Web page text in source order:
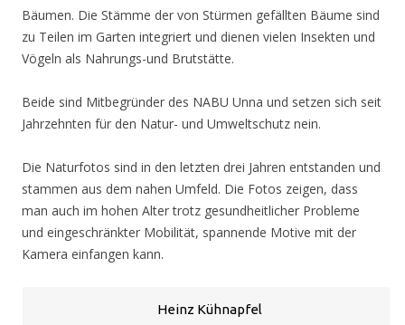
Bäumen. Die Stämme der von Stürmen gefällten Bäume sind
zu Teilen im Garten integriert und dienen vielen Insekten und
Vögeln als Nahrungs-und Brutstätte.
Beide sind Mitbegründer des NABU Unna und setzen sich seit
Jahrzehnten für den Natur- und Umweltschutz nein.
Die Naturfotos sind in den letzten drei Jahren entstanden und
stammen aus dem nahen Umfeld. Die Fotos zeigen, dass
man auch im hohen Alter trotz gesundheitlicher Probleme
und eingeschränkter Mobilität, spannende Motive mit der
Kamera einfangen kann.
Heinz Kühnapfel